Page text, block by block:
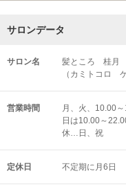
サロンデータ
サロン名
髪ところ 桂月
（カミトコロ
営業時間
月、火、10.00
日は10.00～
休…日、祝
定休日 不定期に月6日